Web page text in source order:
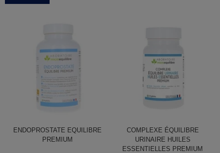
ENDOPROSTATE EQUILIBRE
PREMIUM
COMPLEXE ÉQUILIBRE
URINAIRE HUILES
ESSENTIELLES PREMIUM